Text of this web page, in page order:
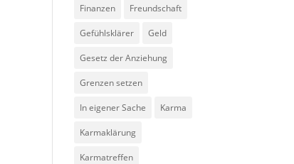
Finanzen Freundschaft
Gefühlsklärer Geld
Gesetz der Anziehung
Grenzen setzen
In eigener Sache Karma
Karmaklärung
Karmatreffen